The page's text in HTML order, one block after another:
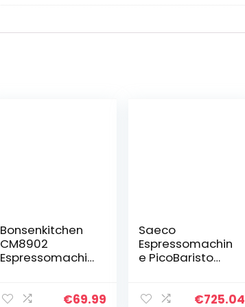
Bonsenkitchen
CM8902
Espressomachin
1450 W, hoog
€69.99
Saeco
Espressomachin
e PicoBaristo
n – 4
€725.04